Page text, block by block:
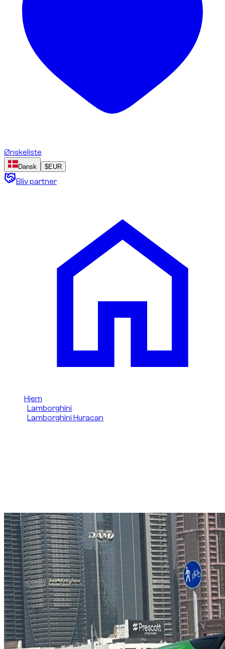
Ønskeliste
Dansk $EUR
Bliv partner
Hjem
Lamborghini
Lamborghini Huracan